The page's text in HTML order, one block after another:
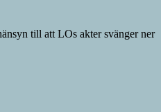
till att LOs akter svänger ner